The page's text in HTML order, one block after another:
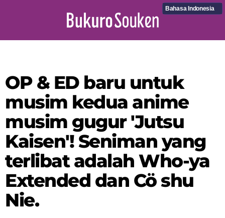
Bahasa Indonesia
OP & ED baru untuk
musim kedua anime
musim gugur 'Jutsu
Kaisen'! Seniman yang
terlibat adalah Who-ya
Extended dan Cö shu
Nie.